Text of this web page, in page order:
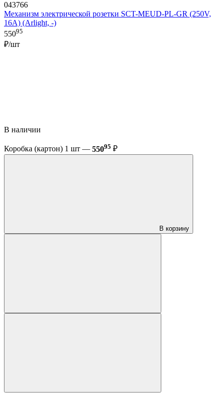
043766
Механизм электрической розетки SCT-MEUD-PL-GR (250V,
16A) (Arlight, -)
55095
₽/шт
В наличии
Коробка (картон) 1 шт — 55095 ₽
В корзину